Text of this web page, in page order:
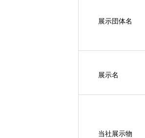
展示団体名
展示名
当社展示物